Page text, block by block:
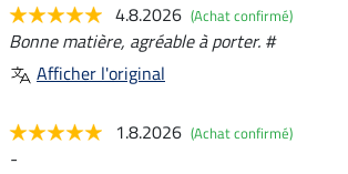
4.8.2026 (Achat confirmé)
Bonne matière, agréable à porter. #
Afficher l'original
1.8.2026 (Achat confirmé)
-